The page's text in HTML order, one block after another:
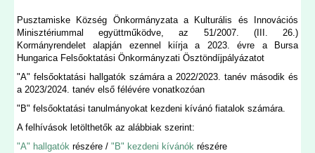
Pusztamiske Község Önkormányzata a Kulturális és Innovációs
Minisztériummal együttműködve, az 51/2007. (III. 26.)
Kormányrendelet alapján ezennel kiírja a 2023. évre a Bursa
Hungarica Felsőoktatási Önkormányzati Ösztöndíjpályázatot
"A" felsőoktatási hallgatók számára a 2022/2023. tanév második és
a 2023/2024. tanév első félévére vonatkozóan
"B" felsőoktatási tanulmányokat kezdeni kívánó fiatalok számára.
A felhívások letölthetők az alábbiak szerint:
"A" hallgatók részére /"B" kezdeni kívánók részére